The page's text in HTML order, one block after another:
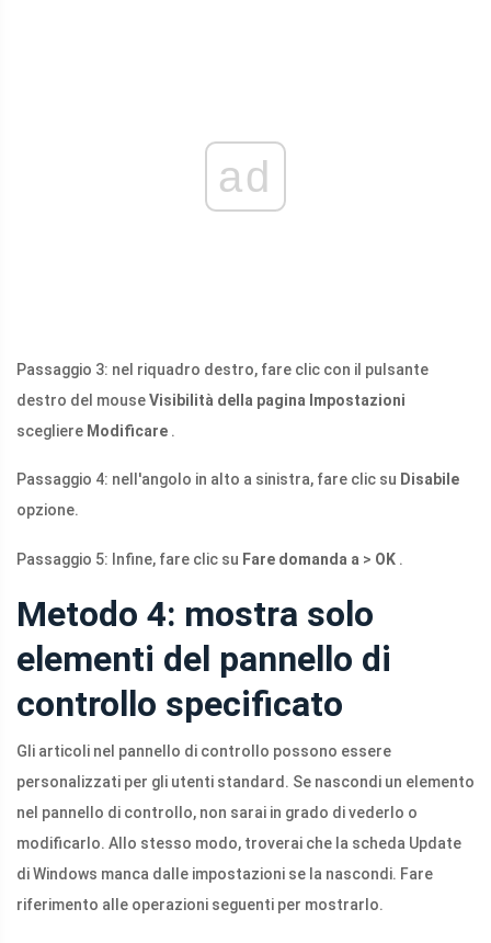
ad
Passaggio 3: nel riquadro destro, fare clic con il pulsante
destro del mouseVisibilità della pagina Impostazioni
scegliere Modificare .
Passaggio 4: nell'angolo in alto a sinistra, fare clic su Disabile
opzione.
Passaggio 5: Infine, fare clic su Fare domanda a > OK .
Metodo 4: mostra solo
elementi del pannello di
controllo specificato
Gli articoli nel pannello di controllo possono essere
personalizzati per gli utenti standard. Se nascondi un elemento
nel pannello di controllo, non sarai in grado di vederlo o
modificarlo. Allo stesso modo, troverai che la scheda Update
di Windows manca dalle impostazioni se la nascondi. Fare
riferimento alle operazioni seguenti per mostrarlo.